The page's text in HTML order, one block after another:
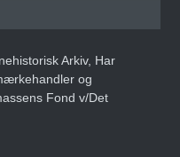
Arkiv, Har
og
Fond v/Det